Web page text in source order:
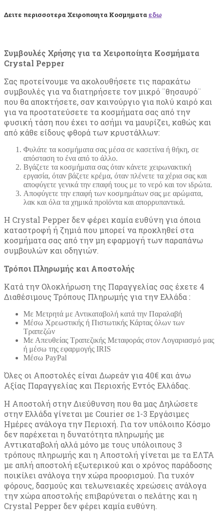
Δειτε περισσοτερα Χειροποιητα Κοσμηματα εδω
Συμβουλές Χρήσης για τα Χειροποίητα Κοσμήματα
Crystal Pepper
Σας προτείνουμε να ακολουθήσετε τις παρακάτω
συμβουλές για να διατηρήσετε τον μικρό ¨θησαυρό¨
που θα αποκτήσετε, σαν καινούργιο για πολύ καιρό και
για να προστατεύσετε τα κοσμήματα σας από την
φυσική τάση που έχει το ασήμι να μαυρίζει, καθώς και
από κάθε είδους φθορά των κρυστάλλων:
Φυλάτε τα κοσμήματα σας μέσα σε κασετίνα ή θήκη, σε
απόσταση το ένα από το άλλο.
Βγάζετε τα κοσμήματα σας όταν κάνετε χειρωνακτική
εργασία, όταν βάζετε κρέμα, όταν πλένετε τα χέρια σας και
αποφύγετε γενικά την επαφή τους με το νερό και τον ιδρώτα.
Αποφύγετε την επαφή των κοσμημάτων σας με αρώματα,
λακ και όλα τα χημικά προϊόντα και απορρυπαντικά.
Η Crystal Pepper δεν φέρει καμία ευθύνη για όποια
καταστροφή ή ζημιά που μπορεί να προκληθεί στα
κοσμήματα σας από την μη εφαρμογή των παραπάνω
συμβουλών και οδηγιών.
Τρόποι Πληρωμής και Αποστολής
Κατά την Ολοκλήρωση της Παραγγελίας σας έχετε 4
Διαθέσιμους Τρόπους Πληρωμής για την Ελλάδα :
Με Μετρητά με Αντικαταβολή κατά την Παραλαβή
Μέσω Χρεωστικής ή Πιστωτικής Κάρτας όλων των
Τραπεζών
Με Απευθείας Τραπεζικής Μεταφοράς στον Λογαριασμό μας
ή μέσω της εφαρμογής IRIS
Μέσω PayPal
Όλες οι Αποστολές είναι Δωρεάν για 40€ και άνω
Αξίας Παραγγελίας και Περιοχής Εντός Ελλάδας.
Η Αποστολή στην Διεύθυνση που θα μας Δηλώσετε
στην Ελλάδα γίνεται με Courier σε 1-3 Εργάσιμες
Ημέρες ανάλογα την Περιοχή. Για τον υπόλοιπο Κόσμο
δεν παρέχεται η δυνατότητα πληρωμής με
Αντικαταβολή αλλά μόνο με τους υπόλοιπους 3
τρόπους πληρωμής και η Αποστολή γίνεται με τα ΕΛΤΑ
με απλή αποστολή εξωτερικού και ο χρόνος παράδοσης
ποικίλει ανάλογα την χώρα προορισμού. Για τυχόν
φόρους, δασμούς και τελωνειακές χρεώσεις ανάλογα
την χώρα αποστολής επιβαρύνεται ο πελάτης και η
Crystal Pepper δεν φέρει καμία ευθύνη.